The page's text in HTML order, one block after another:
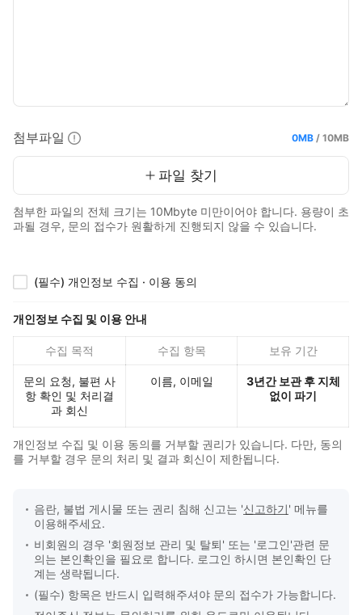
첨부파일 0MB / 10MB
파일 찾기
첨부한 파일의 전체 크기는 10Mbyte 미만이어야 합니다. 용량이 초
과될 경우, 문의 접수가 원활하게 진행되지 않을 수 있습니다.
(필수) 개인정보 수집 · 이용 동의
개인정보 수집 및 이용 안내
수집 목적 수집 항목 보유 기간
문의 요청, 불편 사
항 확인 및 처리결
과 회신
이름, 이메일
3년간 보관 후 지체
없이 파기
개인정보 수집 및 이용 동의를 거부할 권리가 있습니다. 다만, 동의
를 거부할 경우 문의 처리 및 결과 회신이 제한됩니다.
음란, 불법 게시물 또는 권리 침해 신고는 '신고하기' 메뉴를
이용해주세요.
비회원의 경우 '회원정보 관리 및 탈퇴' 또는 '로그인'관련 문
의는 본인확인을 필요로 합니다. 로그인 하시면 본인확인 단
계는 생략됩니다.
(필수) 항목은 반드시 입력해주셔야 문의 접수가 가능합니다.